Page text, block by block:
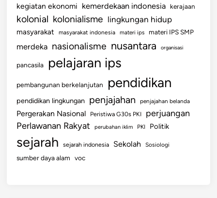
kegiatan ekonomi kemerdekaan indonesia kerajaan
kolonial kolonialisme lingkungan hidup
masyarakat masyarakat indonesia materi ips materi IPS SMP
merdeka nasionalisme nusantara organisasi
pancasila pelajaran ips
pembangunan berkelanjutan pendidikan
pendidikan lingkungan penjajahan penjajahan belanda
Pergerakan Nasional Peristiwa G30s PKI perjuangan
Perlawanan Rakyat perubahan iklim PKI Politik
sejarah sejarah indonesia Sekolah Sosiologi
sumber daya alam voc